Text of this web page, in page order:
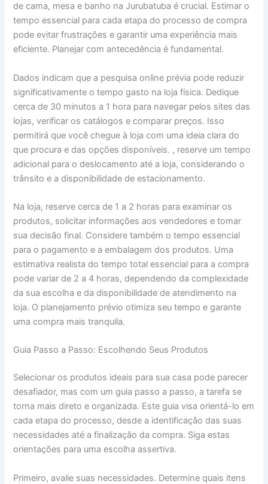
de cama, mesa e banho na Jurubatuba é crucial. Estimar o
tempo essencial para cada etapa do processo de compra
pode evitar frustrações e garantir uma experiência mais
eficiente. Planejar com antecedência é fundamental.
Dados indicam que a pesquisa online prévia pode reduzir
significativamente o tempo gasto na loja física. Dedique
cerca de 30 minutos a 1 hora para navegar pelos sites das
lojas, verificar os catálogos e comparar preços. Isso
permitirá que você chegue à loja com uma ideia clara do
que procura e das opções disponíveis. , reserve um tempo
adicional para o deslocamento até a loja, considerando o
trânsito e a disponibilidade de estacionamento.
Na loja, reserve cerca de 1 a 2 horas para examinar os
produtos, solicitar informações aos vendedores e tomar
sua decisão final. Considere também o tempo essencial
para o pagamento e a embalagem dos produtos. Uma
estimativa realista do tempo total essencial para a compra
pode variar de 2 a 4 horas, dependendo da complexidade
da sua escolha e da disponibilidade de atendimento na
loja. O planejamento prévio otimiza seu tempo e garante
uma compra mais tranquila.
Guia Passo a Passo: Escolhendo Seus Produtos
Selecionar os produtos ideais para sua casa pode parecer
desafiador, mas com um guia passo a passo, a tarefa se
torna mais direto e organizada. Este guia visa orientá-lo em
cada etapa do processo, desde a identificação das suas
necessidades até a finalização da compra. Siga estas
orientações para uma escolha assertiva.
Primeiro, avalie suas necessidades. Determine quais itens